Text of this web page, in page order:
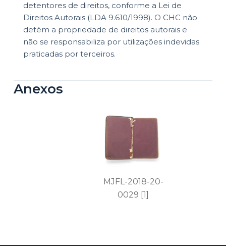
Anexos
MJFL-2018-20-
0029 [1]
detentores de direitos, conforme a Lei de
Direitos Autorais (LDA 9.610/1998). O CHC não
detém a propriedade de direitos autorais e
não se responsabiliza por utilizações indevidas
praticadas por terceiros.